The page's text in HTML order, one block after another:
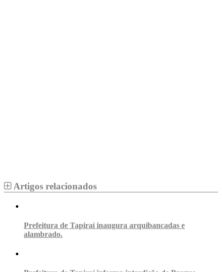
Artigos relacionados
Prefeitura de Tapiraí inaugura arquibancadas e
alambrado.